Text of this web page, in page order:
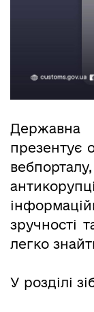
презентує
зручності
легко
У розділі